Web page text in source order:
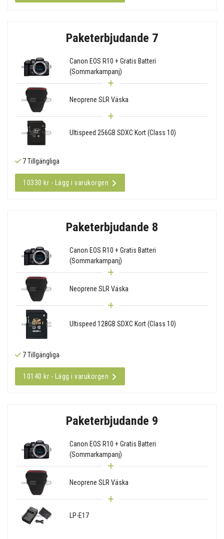
Paketerbjudande 7
Canon EOS R10 + Gratis Batteri
(Sommarkampanj)
Neoprene SLR Väska
Ultispeed 256GB SDXC Kort (Class 10)
7 Tillgängliga
10330 kr - Lägg i varukorgen
Paketerbjudande 8
Canon EOS R10 + Gratis Batteri
(Sommarkampanj)
Neoprene SLR Väska
Ultispeed 128GB SDXC Kort (Class 10)
7 Tillgängliga
10140 kr - Lägg i varukorgen
Paketerbjudande 9
Canon EOS R10 + Gratis Batteri
(Sommarkampanj)
Neoprene SLR Väska
LP-E17